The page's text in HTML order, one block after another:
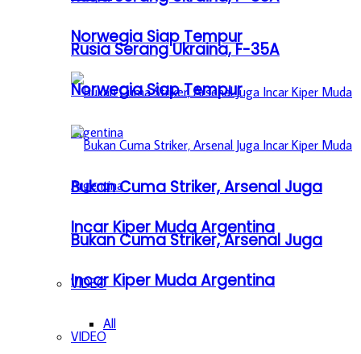
Norwegia Siap Tempur
Bukan Cuma Striker, Arsenal Juga
Incar Kiper Muda Argentina
VIDEO
All
Rusia Serang Ukraina, F-35A
Norwegia Siap Tempur
Bukan Cuma Striker, Arsenal Juga
Incar Kiper Muda Argentina
VIDEO